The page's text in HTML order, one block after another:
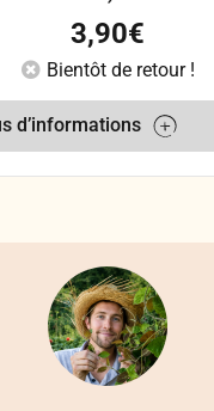
3,90€
Bientôt de retour !
d’informations